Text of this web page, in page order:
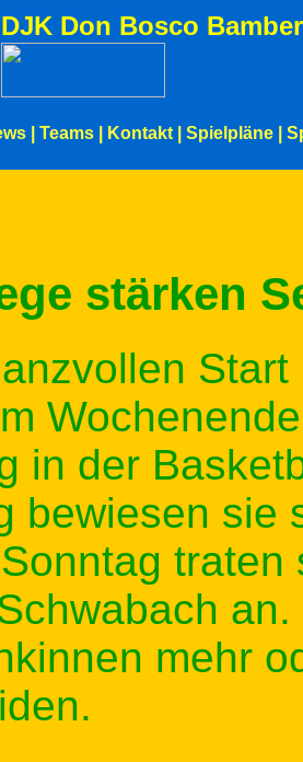
DJK Don Bosco
Teams Kontakt Spielpläne
stärken
in der
bewiesen sie
mehr